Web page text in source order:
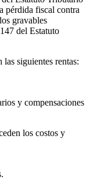
pérdida fiscal contra
gravables
del Estatuto
siguientes rentas:
y compensaciones
los costos y